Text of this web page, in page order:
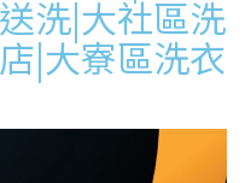
洗|大社區洗
|大寮區洗衣